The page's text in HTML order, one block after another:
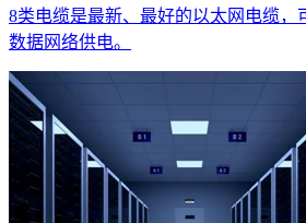
8类电缆是最新、最好的以太网电缆，
数据网络供电。